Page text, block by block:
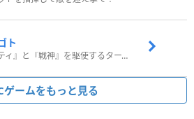
ト
武器の『アビリティ』と『戦神』を駆使するターン制コマンドバトルRPG！
ゲームをもっと見る